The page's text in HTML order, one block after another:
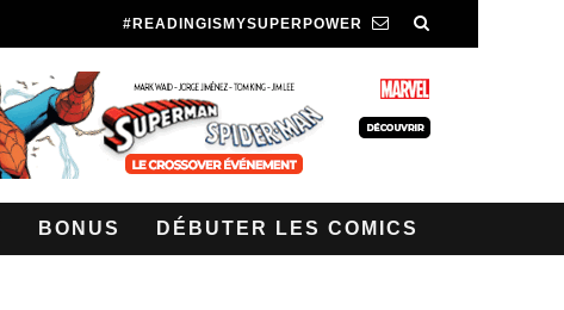
#READINGISMYSUPERPOWER
BONUS DÉBUTER LES COMICS